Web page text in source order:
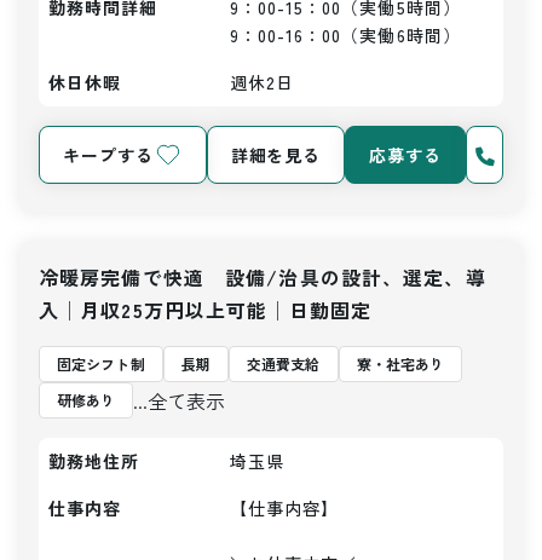
勤務時間詳細
9：00-15：00（実働5時間）
9：00-16：00（実働6時間）
休日休暇
週休2日
キープする 詳細を見る 応募する
冷暖房完備で快適 設備/治具の設計、選定、導
入│月収25万円以上可能│日勤固定
固定シフト制 長期 交通費支給
寮・社宅あり
研修あり
...全て表示
勤務地住所
埼玉県
仕事内容
【仕事内容】